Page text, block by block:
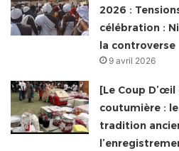
2026 :
célébration :
la controverse
9 avril 2026
[Le Coup
coutumière :
tradition